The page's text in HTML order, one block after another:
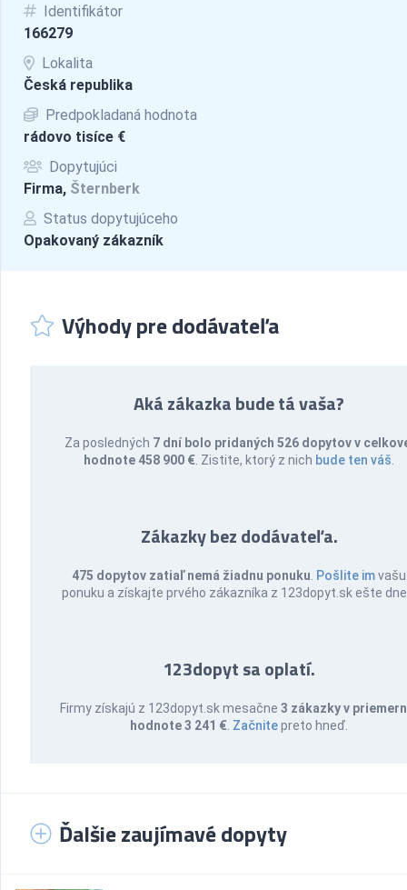
Identifikátor
166279
Lokalita
Česká republika
Predpokladaná hodnota
rádovo tisíce €
Dopytujúci
Firma, Šternberk
Status dopytujúceho
Opakovaný zákazník
Výhody pre dodávateľa
Aká zákazka bude tá vaša?
Za posledných 7 dní bolo pridaných 526 dopytov v
hodnote 458 900 € . Zistite, ktorý z nich bude ten váš
Zákazky bez dodávateľa.
475 dopytov zatiaľ nemá žiadnu ponuku Pošlite imvašu
ponuku a získajte prvého zákazníka z 123dopyt.sk ešte
123dopyt sa oplatí.
Firmy získajú z 123dopyt.sk mesačne3 zákazky v
hodnote 3 241 € Začnitepreto hneď.
Ďalšie zaujímavé dopyty